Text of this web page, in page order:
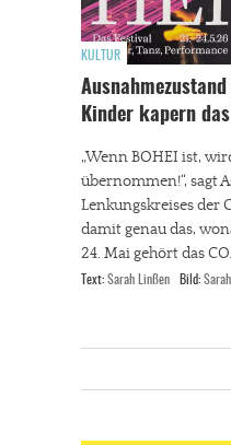
KULTUR
Kinder kapern
„Wenn BOHEI ist,
übernommen!“, sagt
Lenkungskreises der
damit genau das,
24. Mai gehört das
Text: Sarah Linßen Bild: